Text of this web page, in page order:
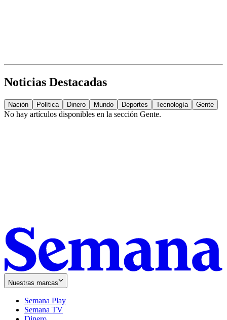
Noticias Destacadas
Nación Política Dinero Mundo Deportes Tecnología Gente
No hay artículos disponibles en la sección Gente.
Nuestras marcas
Semana Play
Semana TV